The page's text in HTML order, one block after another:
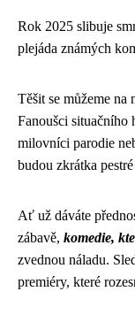
Rok 2025 slibuje
plejáda známých
Těšit se můžeme
Fanoušci situačního
milovníci parodie
budou zkrátka
Ať už dáváte
zábavě, komedie,
zvednou náladu.
premiéry, které